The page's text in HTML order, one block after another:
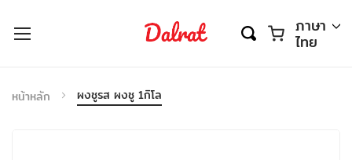
ตะกร้าภาษา
ไทย
หน้าหลัก ผงชูรส ผงชู 1กิโล